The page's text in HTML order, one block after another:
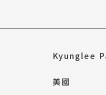
Kyunglee
美國